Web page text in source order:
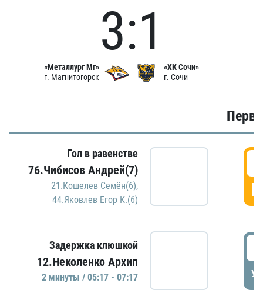
«Металлург Мг»
г. Магнитогорск
3:1
«ХК Сочи»
г. Сочи
Гол в равенстве
76.Чибисов Андрей(7)
21.Кошелев Семён(6),
44.Яковлев Егор К.(6)
Задержка клюшкой
12.Неколенко Архип
2 минуты / 05:17 - 07:17